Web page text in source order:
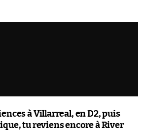
à Villarreal, en D2, puis
tu reviens encore à River